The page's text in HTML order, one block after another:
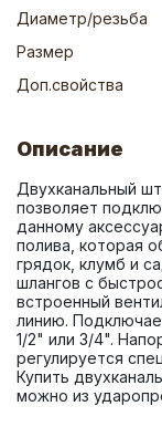
Диаметр/резьба
Размер
Доп.свойства
Описание
Двухканальный
позволяет
данному
полива, которая
грядок, клумб и
шлангов с
встроенный
линию.
1/2" или 3/4".
регулируется
Купить
можно из